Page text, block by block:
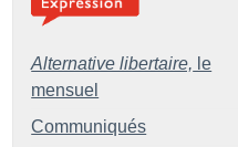
Alternative libertaire, le
mensuel
Communiqués